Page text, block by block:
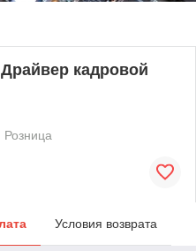
кадpовой
Розница
Условия возврата